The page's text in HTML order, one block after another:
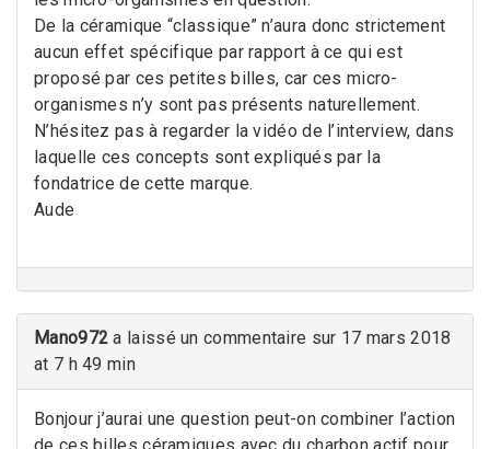
De la céramique “classique” n’aura donc strictement
aucun effet spécifique par rapport à ce qui est
proposé par ces petites billes, car ces micro-
organismes n’y sont pas présents naturellement.
N’hésitez pas à regarder la vidéo de l’interview, dans
laquelle ces concepts sont expliqués par la
fondatrice de cette marque.
Aude
Mano972 a laissé un commentaire sur 17 mars 2018
at 7 h 49 min
Bonjour j’aurai une question peut-on combiner l’action